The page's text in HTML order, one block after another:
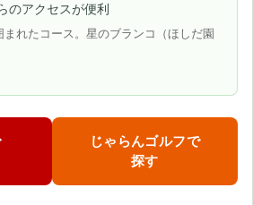
のアクセスが便利
まれたコース。星のブランコ（ほしだ園
じゃらんゴルフで
探す